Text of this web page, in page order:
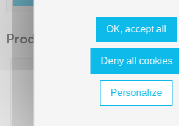
Produits suggérés The
OK, accept all
Deny all cookies
Personalize